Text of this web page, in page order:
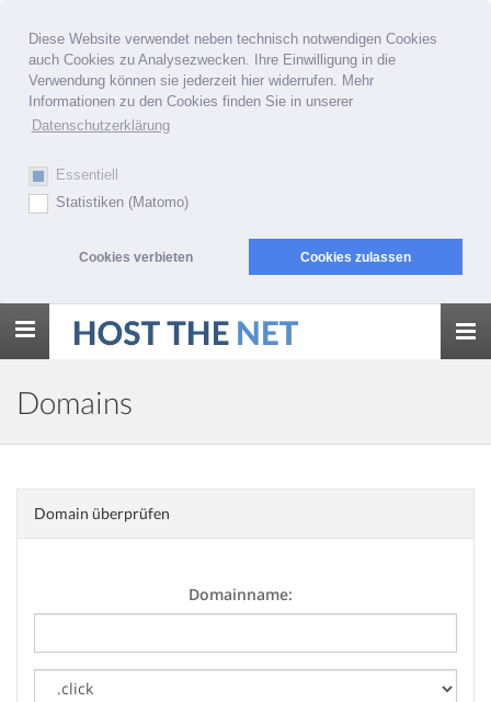
Diese Website verwendet neben technisch notwendigen Cookies
auch Cookies zu Analysezwecken. Ihre Einwilligung in die
Verwendung können sie jederzeit hier widerrufen. Mehr
Informationen zu den Cookies finden Sie in unserer
Datenschutzerklärung
Essentiell
Statistiken (Matomo)
Cookies verbieten Cookies zulassen
Toggle
navigation
Domains
Domain überprüfen
Domainname: